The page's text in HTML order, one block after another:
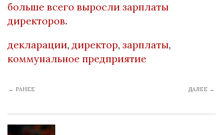
больше всего выросли зарплаты
директоров.
декларации, директор, зарплаты,
коммунальное предприятие
← РАНЕЕ ДАЛЕЕ →